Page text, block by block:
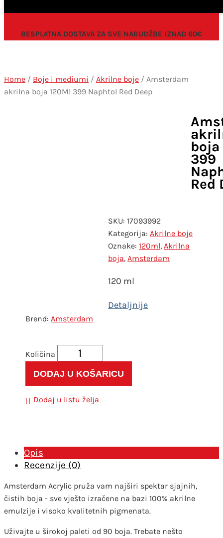
BESPLATNA DOSTAVA ZA SVE NARUDŽBE IZNAD 60€
Home / Boje i mediumi / Akrilne boje / Amsterdam
akrilna boja 120Ml 399 Naphtol Red Deep
boja
399
Red
SKU:17093992
Kategorija: Akrilne boje
Oznake:120ml, Akrilna
boja, Amsterdam
120 ml
Amsterdam
Amsterdam
akrilna
boja
120Ml
399
količina
DODAJ U KOŠARICU
Dodaj u listu želja
Opis
Recenzije (0)
Amsterdam Acrylic pruža vam najširi spektar sjajnih,
čistih boja - sve vješto izračene na bazi 100% akrilne
emulzije i visoko kvalitetnih pigmenata.
Uživajte u širokoj paleti od 90 boja. Trebate nešto